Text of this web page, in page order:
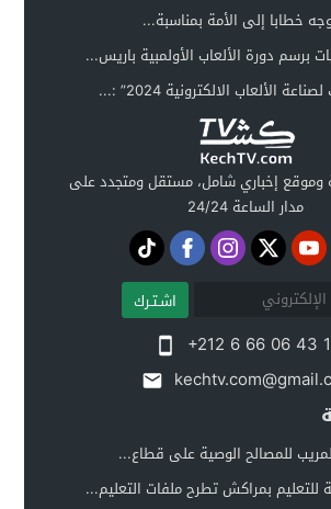
خطابا إلى الأمة بمناسبة...
برسم دورة الألعاب الأولمبية باريس...
الألعاب الالكترونية 2024” :...
وموقع إخباري شامل، مستقل ومتجدد على
مدار الساعة 24/24
اشـتـرك
+212 6 66 06 43
للمصالح الوصية على قطاع...
للتعليم بمراكش تطرح ملفات التعليم...